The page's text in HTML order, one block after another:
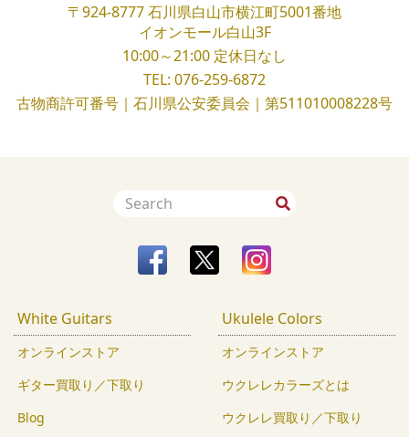
〒924-8777石川県白山市横江町5001番地
イオンモール白山3F
10:00～21:00 定休日なし
TEL: 076-259-6872
古物商許可番号｜石川県公安委員会｜第511010008228号
White Guitars
オンラインストア
ギター買取り／下取り
Blog
Ukulele Colors
オンラインストア
ウクレレカラーズとは
ウクレレ買取り／下取り